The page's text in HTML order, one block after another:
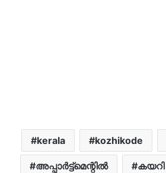
kerala kozhikode
അപ്പാർട്ട്‌മെന്റിൽ കയറി